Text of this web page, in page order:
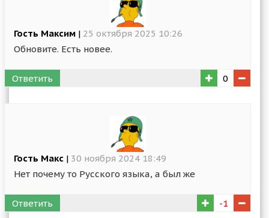
Гость Максим | 25 октября 2025 10:26
Обновите. Есть новее.
Ответить 0
Гость Макс | 30 ноября 2024 18:49
Нет почему то Русского языка, а был же
Ответить -1